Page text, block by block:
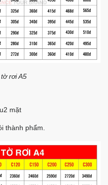
rơi A5
mặt
thành phẩm.